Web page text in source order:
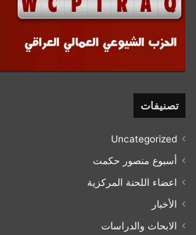
تصنيفات
Uncategorized
أسبوع منصور حكمت
اعضاء اللحنة المركزية
الأخبار
الابحاث والدراسات